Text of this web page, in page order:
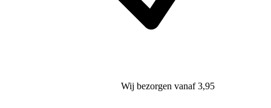
Wijbezorgenvanaf 3,95